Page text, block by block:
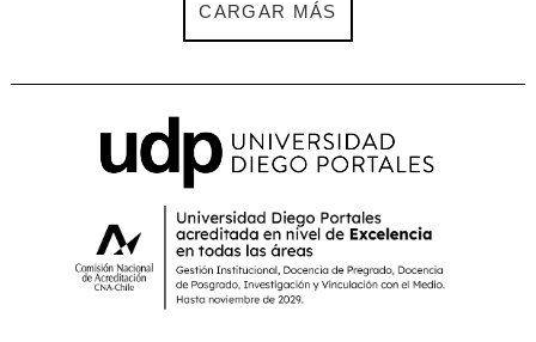
CARGAR MÁS